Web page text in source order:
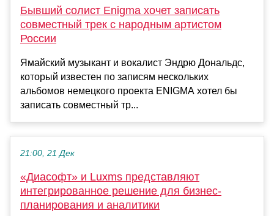
Бывший солист Enigma хочет записать
совместный трек с народным артистом
России
Ямайский музыкант и вокалист Эндрю Дональдс,
который известен по записям нескольких
альбомов немецкого проекта ENIGMA хотел бы
записать совместный тр...
21:00, 21 Дек
«Диасофт» и Luxms представляют
интегрированное решение для бизнес-
планирования и аналитики